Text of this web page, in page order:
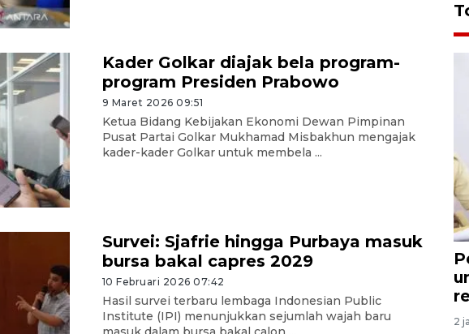
Kader Golkar diajak bela program-
program Presiden Prabowo
9 Maret 2026 09:51
Ketua Bidang Kebijakan Ekonomi Dewan Pimpinan
Pusat Partai Golkar Mukhamad Misbakhun mengajak
kader-kader Golkar untuk membela ...
Survei: Sjafrie hingga Purbaya masuk
bursa bakal capres 2029
10 Februari 2026 07:42
Hasil survei terbaru lembaga Indonesian Public
Institute (IPI) menunjukkan sejumlah wajah baru
2